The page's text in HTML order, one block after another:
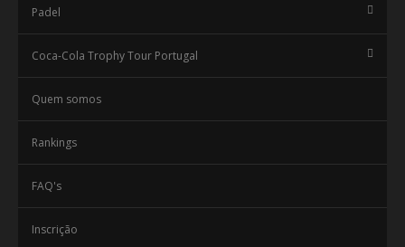
Padel
Coca-Cola Trophy Tour Portugal
Quem somos
Rankings
FAQ's
Inscrição